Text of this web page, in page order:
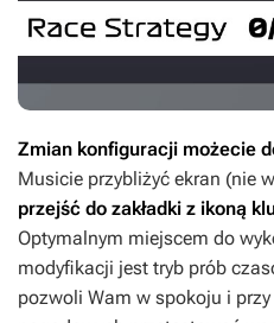
Zmian konfiguracji możecie
Musicie przybliżyć ekran (nie
przejść do zakładki z ikoną
Optymalnym miejscem do
modyfikacji jest tryb prób
pozwoli Wam w spokoju i